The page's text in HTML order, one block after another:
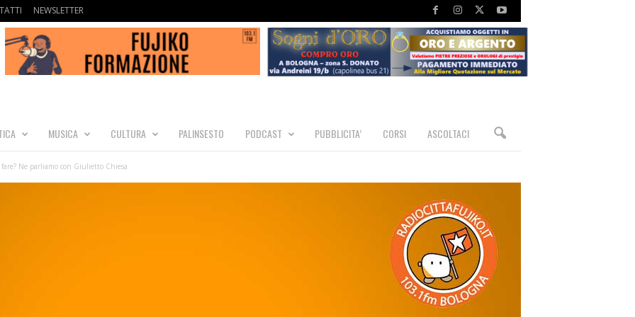
NEWSLETTER
MUSICA CULTURA PALINSESTO PODCAST PUBBLICITA’ CORSI ASCOLTACI
fare? Ne parliamo con Giulietto Chiesa